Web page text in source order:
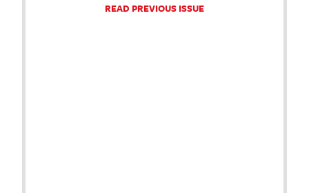
READ PREVIOUS ISSUE